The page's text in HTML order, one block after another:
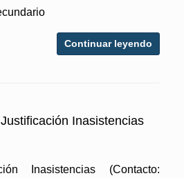
Continuar leyendo
Inasistencias
Inasistencias (Contacto: